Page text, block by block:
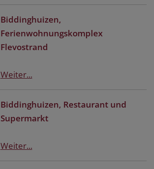
Biddinghuizen,
Ferienwohnungskomplex
Flevostrand
Weiter...
Biddinghuizen, Restaurant und
Supermarkt
Weiter...